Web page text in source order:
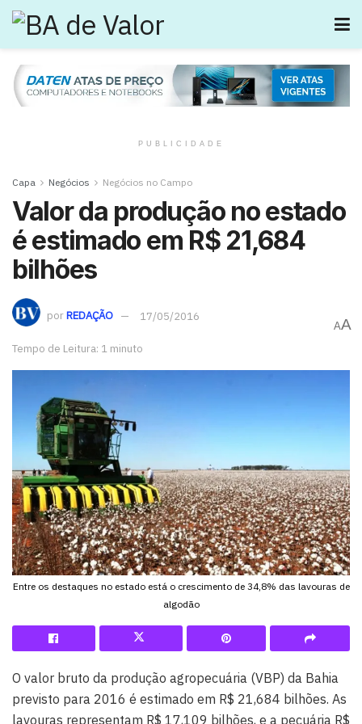
PUBLICIDADE
Capa Negócios Negócios no Campo
Valor da produção no estado
é estimado em R$ 21,684
bilhões
porREDAÇÃO 17/05/2016
Tempo de Leitura: 1 minuto
AA
Entre os destaques no estado está o crescimento de 34,8% das lavouras de
algodão
O valor bruto da produção agropecuária (VBP) da Bahia
previsto para 2016 é estimado em R$ 21,684 bilhões. As
lavouras representam R$ 17,109 bilhões, e a pecuária R$